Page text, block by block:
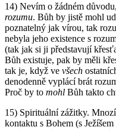
14) Nevím o žádném
rozumu. Bůh by jistě mohl
poznatelný jak vírou, tak
nebyla jeho existence s
(tak jak si ji představují
Bůh existuje, pak by měli
tak je, když ve všech
denodenně vyplácí brát
Proč by to mohl Bůh takto
15) Spirituální zážitky.
kontaktu s Bohem (s